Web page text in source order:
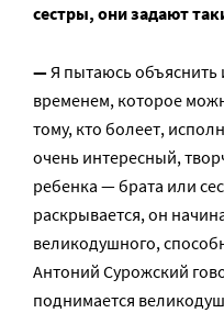
сестры, они задают
— Я пытаюсь
временем, которое
тому, кто болеет,
очень интересный,
ребенка — брата или
раскрывается, он
великодушного,
Антоний Сурожский
поднимается